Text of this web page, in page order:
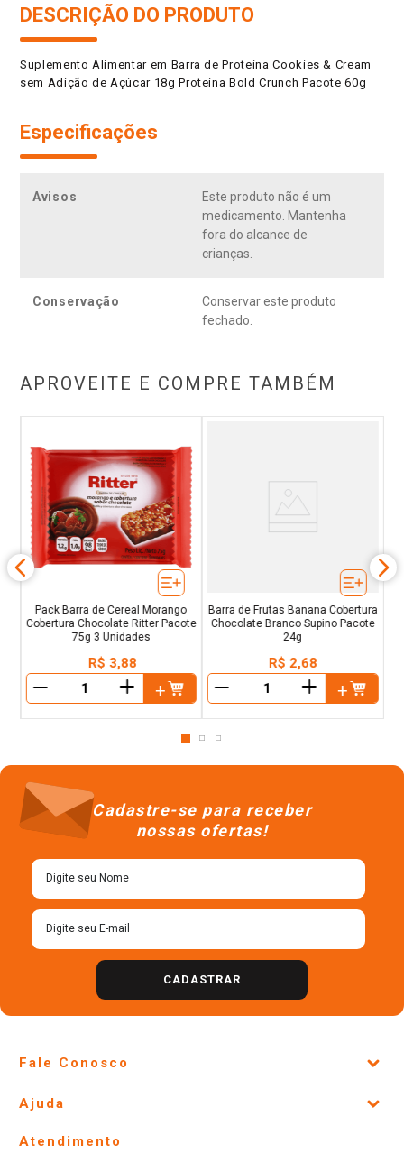
DESCRIÇÃO DO PRODUTO
Suplemento Alimentar em Barra de Proteína Cookies & Cream
sem Adição de Açúcar 18g Proteína Bold Crunch Pacote 60g
Especificações
Avisos
Este produto não é um
medicamento. Mantenha
fora do alcance de
crianças.
Conservação
Conservar este produto
fechado.
APROVEITE E COMPRE TAMBÉM
Pack Barra de Cereal Morango
Cobertura Chocolate Ritter Pacote
75g 3 Unidades
R$ 3,88
＋
Barra de Frutas Banana Cobertura
Chocolate Branco Supino Pacote
24g
R$ 2,68
＋
Cadastre-se para receber
nossas ofertas!
CADASTRAR
Fale Conosco
Lojas Físicas e Horários
Ofertas
Ajuda
Atendimento